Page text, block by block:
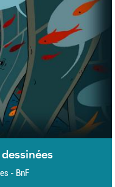
- BnF